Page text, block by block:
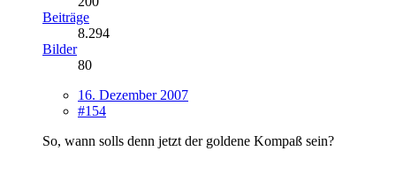
Beiträge
8.294
Bilder
80
16. Dezember 2007
#154
So, wann solls denn jetzt der goldene Kompaß sein?